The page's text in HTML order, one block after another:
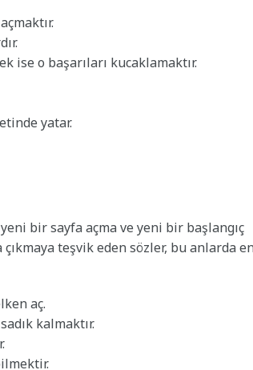
ise o başarıları kucaklamaktır.
yatar.
bir sayfa açma ve yeni bir başlangıç
teşvik eden sözler, bu anlarda
aç.
kalmaktır.